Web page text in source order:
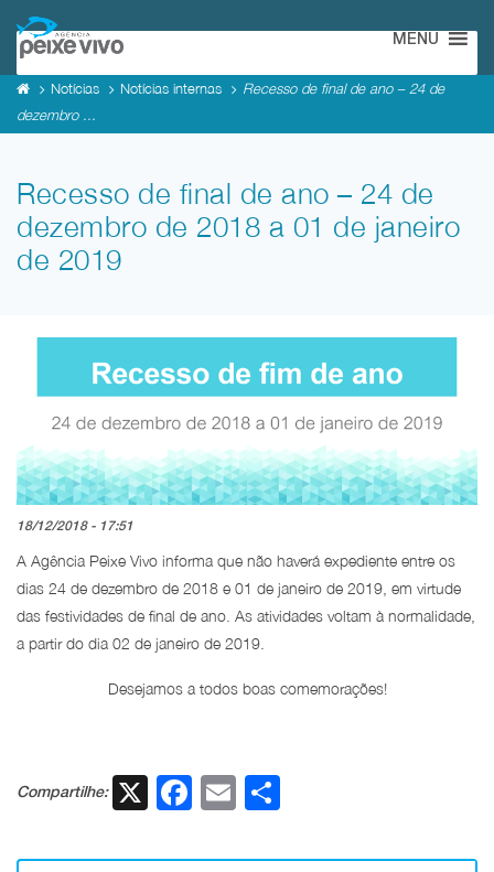
MENU
Notícias Notícias internas
Recesso de final de ano – 24 de
dezembro ...
Recesso de final de ano – 24 de
dezembro de 2018 a 01 de janeiro
de 2019
18/12/2018 - 17:51
A Agência Peixe Vivo informa que não haverá expediente entre os
dias 24 de dezembro de 2018 e 01 de janeiro de 2019, em virtude
das festividades de final de ano. As atividades voltam à normalidade,
a partir do dia 02 de janeiro de 2019.
Desejamos a todos boas comemorações!
Compartilhe: X Facebook
Email